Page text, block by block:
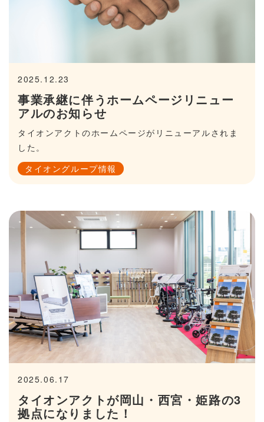
事業承継に伴うホームページリニュー
アルのお知らせ
2025.12.23
タイオンアクトのホームページがリニューアルされま
した。
タイオングループ情報
タイオンアクトが岡山・西宮・姫路の3
拠点になりました！
2025.06.17